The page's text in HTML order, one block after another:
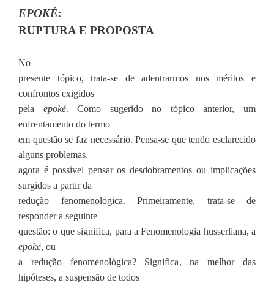
EPOKÉ:
RUPTURA E PROPOSTA
No
presente tópico, trata-se de adentrarmos nos méritos e
confrontos exigidos
pela epoké. Como sugerido no tópico anterior, um
enfrentamento do termo
em questão se faz necessário. Pensa-se que tendo esclarecido
alguns problemas,
agora é possível pensar os desdobramentos ou implicações
surgidos a partir da
redução fenomenológica. Primeiramente, trata-se de
responder a seguinte
questão: o que significa, para a Fenomenologia husserliana, a
epoké, ou
a redução fenomenológica? Significa, na melhor das
hipóteses, a suspensão de todos